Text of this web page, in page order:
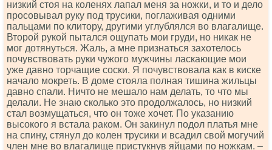
низкий стоя на коленях лапал меня за ножки, и то и дело
просовывал руку под трусики, поглаживая одними
пальцами по клитору, другими углублялся во влагалище.
Второй рукой пытался ощупать мои груди, но никак не
мог дотянуться. Жаль, а мне признаться захотелось
почувствовать руки чужого мужчины ласкающие мои
уже давно торчащие соски. Я почувствовала как в киске
начало мокреть. В доме стояла полная тишина жильцы
давно спали. Ничто не мешало нам делать, то что мы
делали. Не знаю сколько это продолжалось, но низкий
стал возмущаться, что он тоже хочет. По указанию
высокого я встала раком. Он закинул подол платья мне
на спину, стянул до колен трусики и всадил свой могучий
член мне во влагалище пристукнув яйцами по ножкам. –